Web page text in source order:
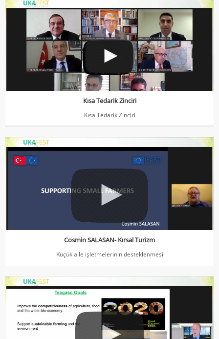
Kısa Tedarik Zinciri
Kısa Tedarik Zinciri
Kısa Tedarik Zinciri
Kısa Tedarik Zinciri
Cosmin SALASAN- Kırsal Turizm
Küçük aile işletmelerinin desteklenmesi
Cosmin SALASAN- Kırsal Turizm
Küçük aile işletmelerinin desteklenmesi
Barry CASLIN - Kırsal Turizm
Küçük aile işletmelerinin desteklenmesi